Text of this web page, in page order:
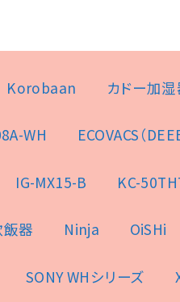
Korobaan カドー加
WH ECOVACS（
IG-MX15-B KC-
器 Ninja OiSHi
SONY WHシリーズ